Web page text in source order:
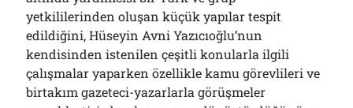
yetkililerinden oluşan küçük yapılar tespit
edildiğini, Hüseyin Avni Yazıcıoğlu’nun
kendisinden istenilen çeşitli konularla ilgili
çalışmalar yaparken özellikle kamu görevlileri ve
birtakım gazeteci-yazarlarla görüşmeler